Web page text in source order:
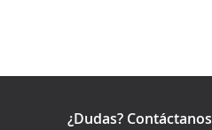
¿Dudas? Contáctanos